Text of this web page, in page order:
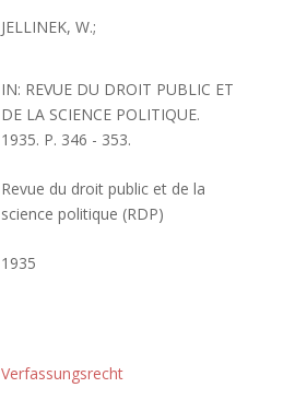
JELLINEK, W.;
IN: REVUE DU DROIT PUBLIC ET
DE LA SCIENCE POLITIQUE.
1935. P. 346 - 353.
Revue du droit public et de la
science politique (RDP)
1935
Verfassungsrecht